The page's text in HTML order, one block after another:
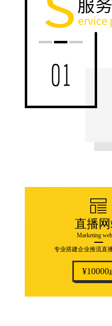
直播
Marketing
专业搭建企业推流直
¥10000